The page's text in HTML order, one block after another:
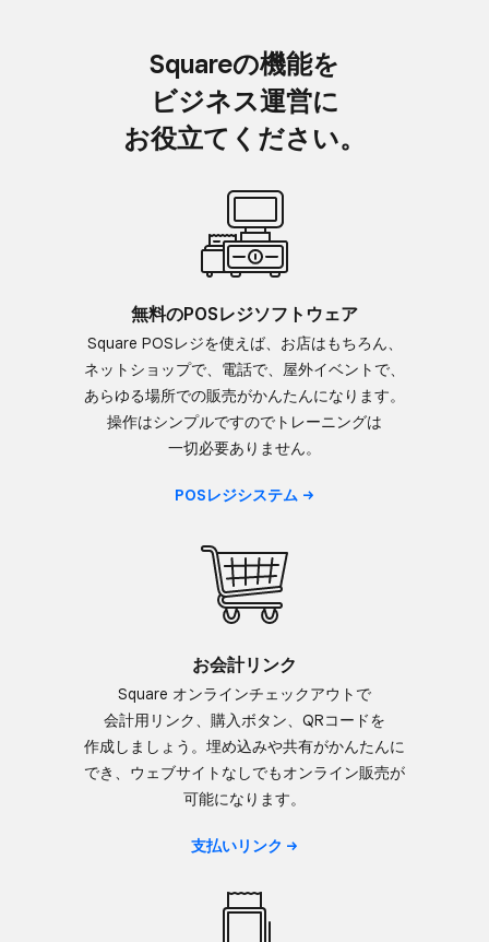
Squareの​機能を​
ビジネス運営に​
お役立てください。
無料の​POSレジソフトウェア
Square POSレジを​使えば、​お店は​もちろん、​
ネットショップで、​電話で、​屋外イベントで、​
あらゆる​場所での​販売が​かんたんに​なります。​
操作は​シンプルですので​トレーニングは​
一切必要ありません。
POSレジシステム
お会計リンク
Square オンラインチェックアウトで​
会計用リンク、​購入ボタン、​QRコードを​
作成しましょう。​埋め込みや​共有が​かんたんに​
でき、​ウェブサイトなしでも​オンライン販売が​
可能に​なります。
支払いリンク